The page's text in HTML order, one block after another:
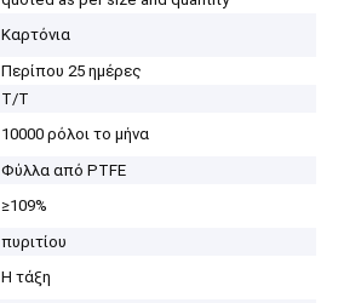
Καρτόνια
Περίπου 25 ημέρες
Τ/Τ
10000 ρόλοι το μήνα
Φύλλα από PTFE
≥109%
πυριτίου
Η τάξη